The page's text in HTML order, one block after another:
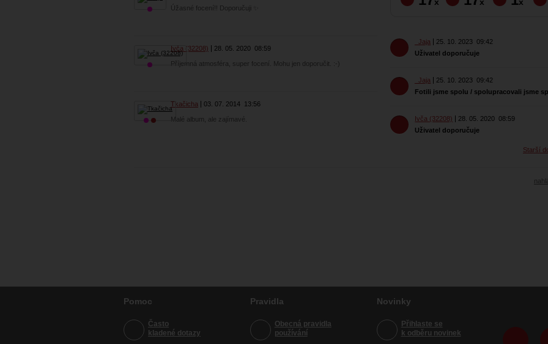
Úžasné focení!! Doporučuji ✨
Ivča (32208) 28. 05. 2020 08:59
Příjemná atmosféra, super focení. Mohu jen doporučit. :-)
Tkačicha 03. 07. 2014 13:56
Malé album, ale zajímavé.
_Jaja 25. 10. 2023 09:42
Uživatel doporučuje
_Jaja 25. 10. 2023 09:42
Fotili jsme spolu / spolupracovali jsme
Ivča (32208) 28. 05. 2020 08:59
Uživatel doporučuje
Starší
Pomoc
Často
kladené dotazy
Pravidla
Obecná pravidla
používání
Novinky
Přihlaste se
k odběru novinek